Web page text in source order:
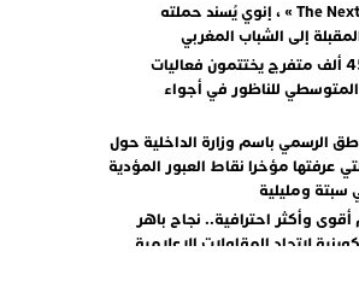
مع « The Next Ad » ، إنوي يُسند حملته
إلى الشباب المغربي
أكثر من 45 ألف متفرج يختتمون فعاليات
المتوسطي للناظور في أجواء
الرسمي باسم وزارة الداخلية حول
عرفتها مؤخرا نقاط العبور المؤدية
سبتة ومليلية
أقوى وأكثر احترافية.. نجاح باهر
لاتحاد المقاولات الإعلامية